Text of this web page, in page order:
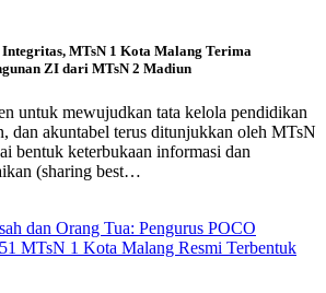
MTsN 1 Kota Malang Terima
ZI dari MTsN 2 Madiun
untuk mewujudkan tata kelola pendidikan
dan akuntabel terus ditunjukkan oleh MTsN
bentuk keterbukaan informasi dan
(sharing best…